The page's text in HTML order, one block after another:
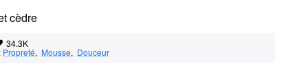
cèdre
34.3K
Propreté, Mousse, Douceur